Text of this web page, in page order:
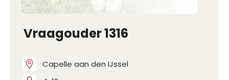
Vraagouder 1316
Capelle aan den IJssel